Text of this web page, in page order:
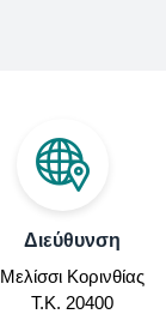
Διεύθυνση
Μελίσσι Κορινθίας
Τ.Κ. 20400